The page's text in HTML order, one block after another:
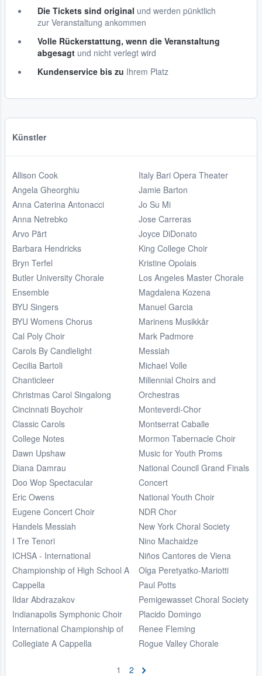
Die Tickets sind original und werden pünktlich
zur Veranstaltung ankommen
Volle Rückerstattung, wenn die Veranstaltung
abgesagt und nicht verlegt wird
Kundenservice bis zu Ihrem Platz
Künstler
Allison Cook
Angela Gheorghiu
Anna Caterina Antonacci
Anna Netrebko
Arvo Pärt
Barbara Hendricks
Bryn Terfel
Butler University Chorale
Ensemble
BYU Singers
BYU Womens Chorus
Cal Poly Choir
Carols By Candlelight
Cecilia Bartoli
Chanticleer
Christmas Carol Singalong
Cincinnati Boychoir
Classic Carols
College Notes
Dawn Upshaw
Diana Damrau
Doo Wop Spectacular
Eric Owens
Eugene Concert Choir
Handels Messiah
I Tre Tenori
ICHSA - International
Championship of High School A
Cappella
Ildar Abdrazakov
Indianapolis Symphonic Choir
International Championship of
Collegiate A Cappella
Italy Bari Opera Theater
Jamie Barton
Jo Su Mi
Jose Carreras
Joyce DiDonato
King College Choir
Kristine Opolais
Los Angeles Master Chorale
Magdalena Kozena
Manuel Garcia
Marinens Musikkår
Mark Padmore
Messiah
Michael Volle
Millennial Choirs and
Orchestras
Monteverdi-Chor
Montserrat Caballe
Mormon Tabernacle Choir
Music for Youth Proms
National Council Grand Finals
Concert
National Youth Choir
NDR Chor
New York Choral Society
Nino Machaidze
Niños Cantores de Viena
Olga Peretyatko-Mariotti
Paul Potts
Pemigewasset Choral Society
Placido Domingo
Renee Fleming
Rogue Valley Chorale
1 2